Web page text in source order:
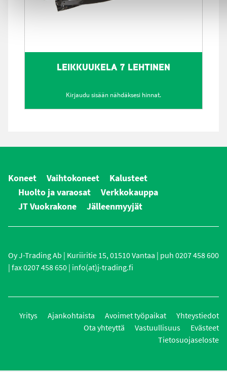
LEIKKUUKELA 7 LEHTINEN
Kirjaudu sisään nähdäksesi hinnat.
Koneet Vaihtokoneet
Kalusteet
Huolto ja varaosat
Verkkokauppa
JT Vuokrakone
Jälleenmyyjät
Oy J-Trading Ab | Kuriiritie 15, 01510 Vantaa | puh 0207 458 600
| fax 0207 458 650 | info(at)j-trading.fi
Yritys Ajankohtaista Avoimet työpaikat
Yhteystiedot
Ota yhteyttä
Vastuullisuus
Evästeet
Tietosuojaseloste